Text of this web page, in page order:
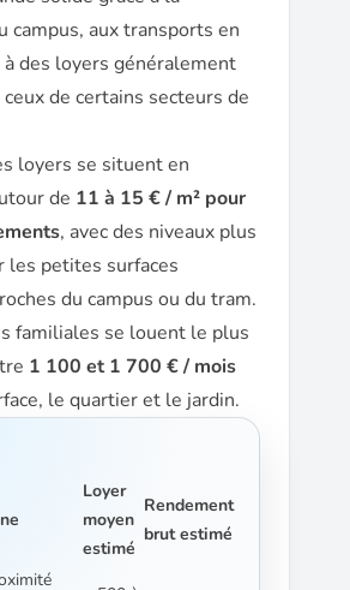
campus, aux transports en
des loyers généralement
de certains secteurs de
loyers se situent en
de 11 à 15 € / m² pour
, avec des niveaux plus
les petites surfaces
du campus ou du tram.
familiales se louent le plus
1 100 et 1 700 € / mois
le quartier et le jardin.
Loyer
moyen
estimé
Rendement
brut estimé